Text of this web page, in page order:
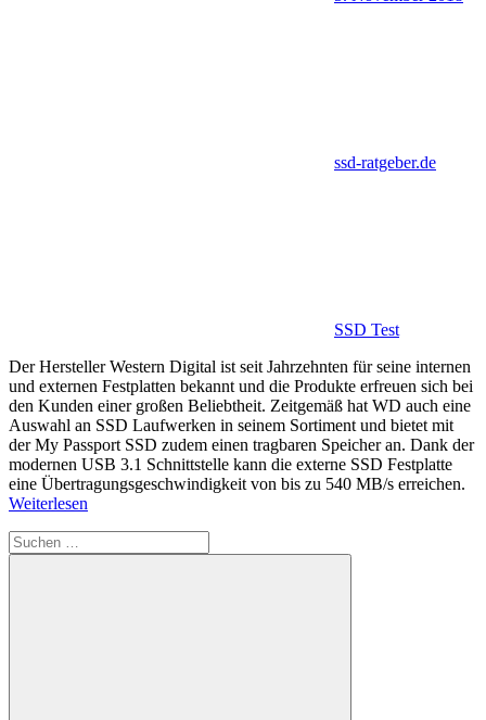
ssd-ratgeber.de
SSD Test
Der Hersteller Western Digital ist seit Jahrzehnten für seine internen
und externen Festplatten bekannt und die Produkte erfreuen sich bei
den Kunden einer großen Beliebtheit. Zeitgemäß hat WD auch eine
Auswahl an SSD Laufwerken in seinem Sortiment und bietet mit
der My Passport SSD zudem einen tragbaren Speicher an. Dank der
modernen USB 3.1 Schnittstelle kann die externe SSD Festplatte
eine Übertragungsgeschwindigkeit von bis zu 540 MB/s erreichen.
Weiterlesen
Suchen
nach: